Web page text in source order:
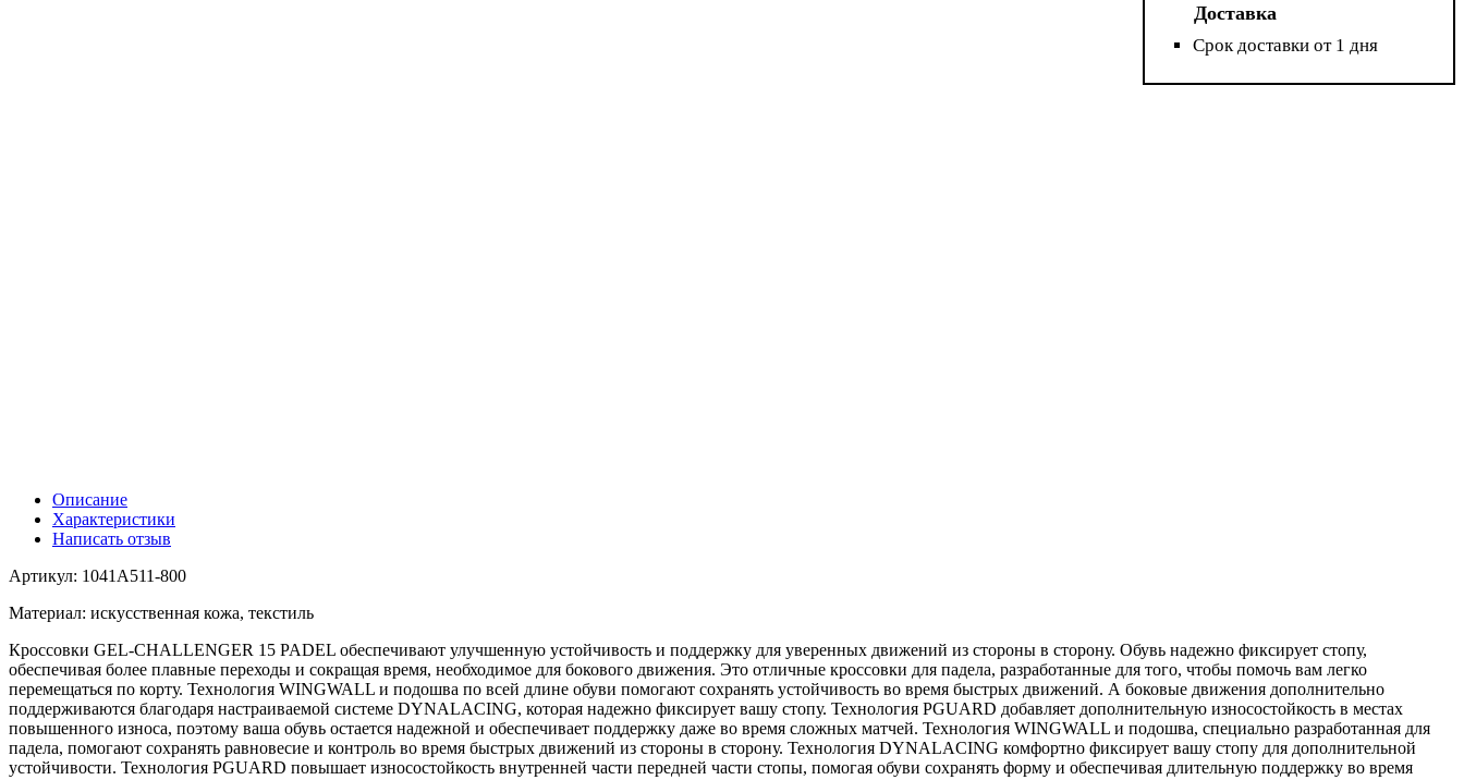
Доставка
Срок доставки от 1 дня
Описание
Характеристики
Написать отзыв
Артикул: 1041A511-800
Материал: искусственная кожа, текстиль
Кроссовки GEL-CHALLENGER 15 PADEL обеспечивают улучшенную устойчивость и поддержку для уверенных движений из стороны в сторону. Обувь надежно фиксирует стопу,
обеспечивая более плавные переходы и сокращая время, необходимое для бокового движения. Это отличные кроссовки для падела, разработанные для того, чтобы помочь вам легко
перемещаться по корту. Технология WINGWALL и подошва по всей длине обуви помогают сохранять устойчивость во время быстрых движений. А боковые движения дополнительно
поддерживаются благодаря настраиваемой системе DYNALACING, которая надежно фиксирует вашу стопу. Технология PGUARD добавляет дополнительную износостойкость в местах
повышенного износа, поэтому ваша обувь остается надежной и обеспечивает поддержку даже во время сложных матчей. Технология WINGWALL и подошва, специально разработанная для
падела, помогают сохранять равновесие и контроль во время быстрых движений из стороны в сторону. Технология DYNALACING комфортно фиксирует вашу стопу для дополнительной
устойчивости. Технология PGUARD повышает износостойкость внутренней части передней части стопы, помогая обуви сохранять форму и обеспечивая длительную поддержку во время